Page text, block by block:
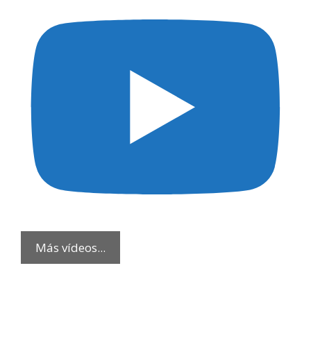
Más vídeos...